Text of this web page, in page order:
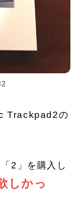
Trackpad2の
2」を購入し
しかっ